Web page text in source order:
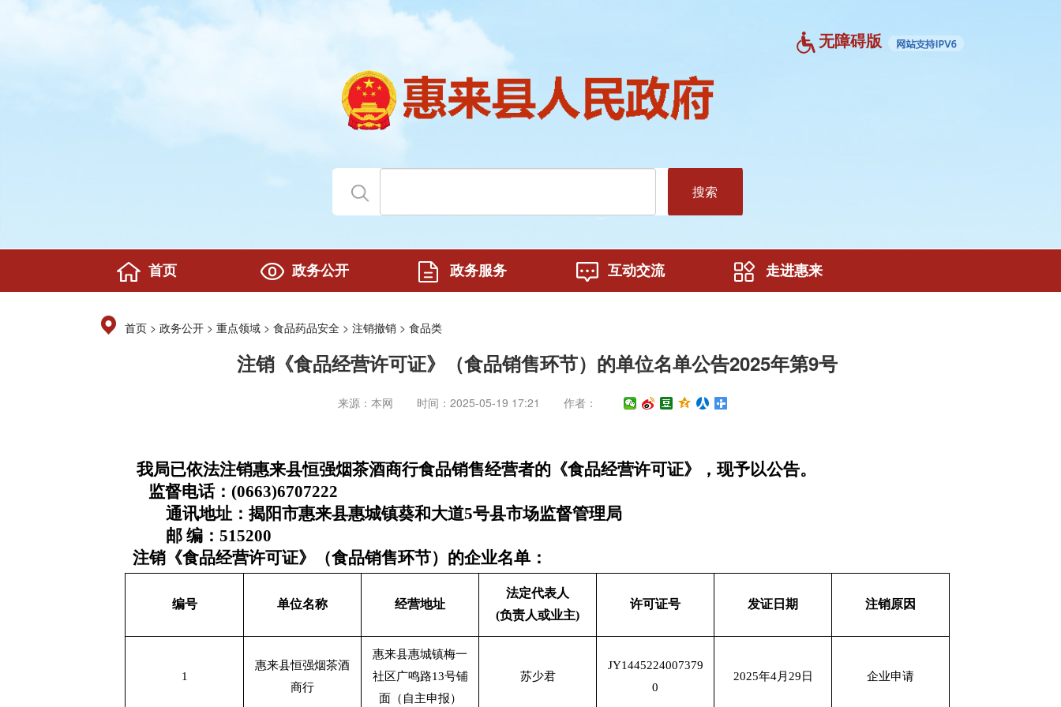
无障碍版
搜索
首页 政务公开 政务服务 互动交流 走进惠来
首页 >政务公开 >重点领域 >食品药品安全 >注销撤销 >食品类
注销《食品经营许可证》（食品销售环节）的单位名单公告2025年第9号
来源：本网 时间：2025-05-19 17:21 作者：
我局已依法注销惠来县恒强烟茶酒商行食品销售经营者的《食品经营许可证》，现予以公告。
监督电话：(0663)6707222
通讯地址：揭阳市惠来县惠城镇葵和大道5号县市场监督管理局
邮 编：515200
注销《食品经营许可证》（食品销售环节）的企业名单：
编号 单位名称 经营地址
法定代表人
(负责人或业主)
许可证号 发证日期 注销原因
1
惠来县恒强烟茶酒
商行
惠来县惠城镇梅一
社区广鸣路13号铺
面（自主申报）
苏少君
JY1445224007379
0
2025年4月29日 企业申请